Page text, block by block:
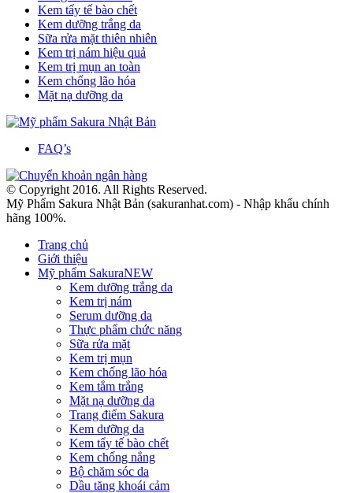
Kem tẩy tế bào chết
Kem dưỡng trắng da
Sữa rửa mặt thiên nhiên
Kem trị nám hiệu quả
Kem trị mụn an toàn
Kem chống lão hóa
Mặt nạ dưỡng da
FAQ’s
© Copyright 2016. All Rights Reserved.
Mỹ Phẩm Sakura Nhật Bản (sakuranhat.com) - Nhập khẩu chính
hãng 100%.
Trang chủ
Giới thiệu
Mỹ phẩm SakuraNEW
Kem dưỡng trắng da
Kem trị nám
Serum dưỡng da
Thực phẩm chức năng
Sữa rửa mặt
Kem trị mụn
Kem chống lão hóa
Kem tắm trắng
Mặt nạ dưỡng da
Trang điểm Sakura
Kem dưỡng da
Kem tẩy tế bào chết
Kem chống nắng
Bộ chăm sóc da
Dầu tăng khoái cảm